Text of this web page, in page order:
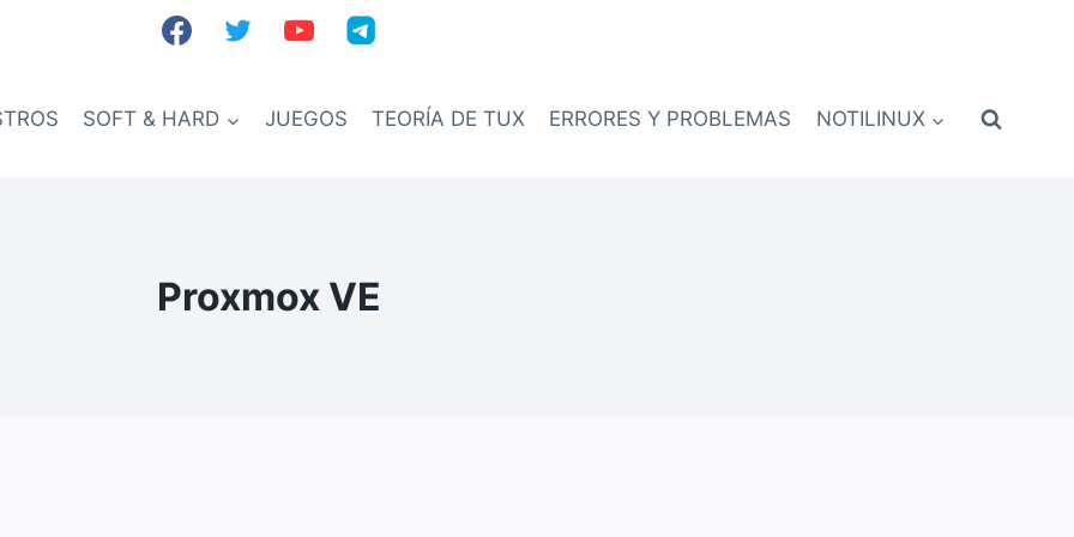
SOFT & HARD JUEGOS TEORÍA DE TUX ERRORES Y PROBLEMAS NOTILINUX
Proxmox VE